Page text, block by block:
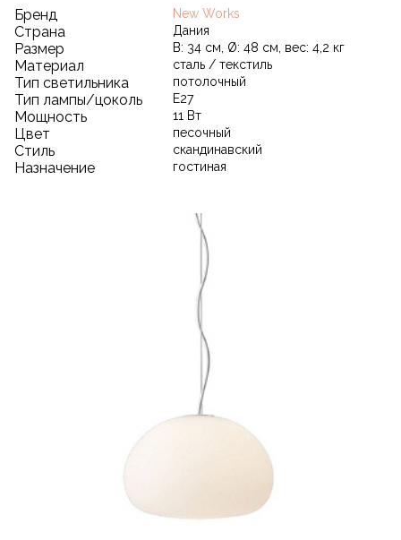
Бренд New Works
Страна Дания
Размер В: 34 см, Ø: 48 см, вес: 4,2 кг
Материал сталь / текстиль
Тип светильника потолочный
Тип лампы/цоколь E27
Мощность 11 Вт
Цвет песочный
Стиль скандинавский
Назначение гостиная